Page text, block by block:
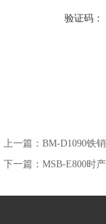
验证码：
上一篇： BM-D1090铁
下一篇： MSB-E800时